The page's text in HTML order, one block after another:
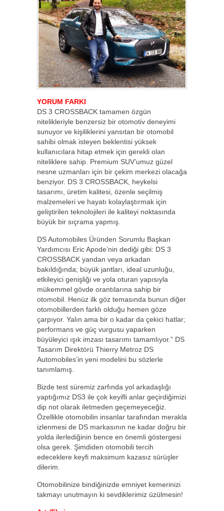
YORUM FARKI
DS 3 CROSSBACK tamamen özgün
nitelikleriyle benzersiz bir otomotiv deneyimi
sunuyor ve kişiliklerini yansıtan bir otomobil
sahibi olmak isteyen beklentisi yüksek
kullanıcılara hitap etmek için gerekli olan
niteliklere sahip. Premium SUV’umuz güzel
nesne uzmanları için bir çekim merkezi olacağa
benziyor. DS 3 CROSSBACK, heykelsi
tasarımı, üretim kalitesi, özenle seçilmiş
malzemeleri ve hayatı kolaylaştırmak için
geliştirilen teknolojileri ile kaliteyi noktasında
büyük bir sıçrama yapmış.
DS Automobiles Üründen Sorumlu Başkan
Yardımcısı Eric Apode’nin dediği gibi: DS 3
CROSSBACK yandan veya arkadan
bakıldığında; büyük jantları, ideal uzunluğu,
etkileyici genişliği ve yola oturan yapısıyla
mükemmel gövde orantılarına sahip bir
otomobil. Henüz ilk göz temasında bunun diğer
otomobillerden farklı olduğu hemen göze
çarpıyor. Yalın ama bir o kadar da çekici hatlar;
performans ve güç vurgusu yaparken
büyüleyici ışık imzası tasarımı tamamlıyor.” DS
Tasarım Direktörü Thierry Metroz DS
Automobiles’in yeni modelini bu sözlerle
tanımlamış.
Bizde test süremiz zarfında yol arkadaşlığı
yaptığımız DS3 ile çok keyifli anlar geçirdiğimizi
dip not olarak iletmeden geçemeyeceğiz.
Özellikle otomobilin insanlar tarafından merakla
izlenmesi de DS markasının ne kadar doğru bir
yolda ilerlediğinin bence en önemli göstergesi
olsa gerek. Şimdiden otomobili tercih
edeceklere keyfi maksimum kazasız sürüşler
dilerim.
Otomobilinize bindiğinizde emniyet kemerinizi
takmayı unutmayın ki sevdiklerimiz üzülmesin!